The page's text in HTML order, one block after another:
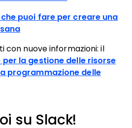
che puoi fare per creare una
con nuove informazioni: il
la gestione delle risorse
programmazione delle
su Slack!